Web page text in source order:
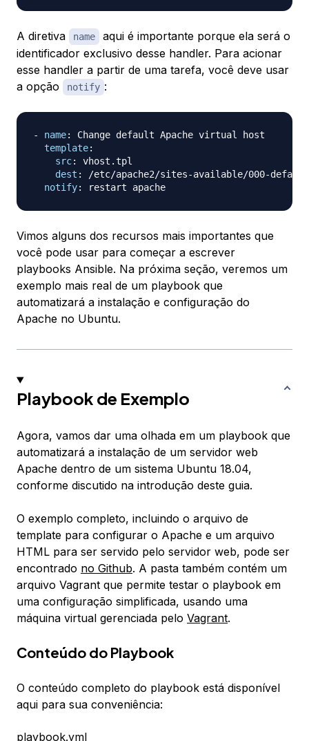
A diretiva name
aqui é importante porque ela será o
identificador exclusivo desse handler. Para acionar
esse handler a partir de uma tarefa, você deve usar
a opção
notify :
- name:
Change default Apache virtual host
template:
src:
vhost.tpl
dest : /etc/apache2/sites-available/000-
notify:
Vimos alguns dos recursos mais importantes que
você pode usar para começar a escrever
playbooks Ansible. Na próxima seção, veremos um
exemplo mais real de um playbook que
automatizará a instalação e configuração do
Apache no Ubuntu.
Playbook de Exemplo
Agora, vamos dar uma olhada em um playbook que
automatizará a instalação de um servidor web
Apache dentro de um sistema Ubuntu 18.04,
conforme discutido na introdução deste guia.
O exemplo completo, incluindo o arquivo de
template para configurar o Apache e um arquivo
HTML para ser servido pelo servidor web, pode ser
encontrado no Github. A pasta também contém um
arquivo Vagrant que permite testar o playbook em
uma configuração simplificada, usando uma
máquina virtual gerenciada pelo Vagrant.
Conteúdo do Playbook
O conteúdo completo do playbook está disponível
aqui para sua conveniência:
playbook.yml